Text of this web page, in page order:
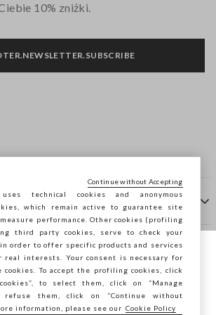
10% zniżki.
Italia, chcesz
technical cookies and anonymous
which remain active to guarantee site
performance. Other cookies (profiling
third party cookies, serve to check your
order to offer specific products and services
interests. Your consent is necessary for
To accept the profiling cookies, click
to select them, click on “Manage
refuse them, click on “Continue without
information, please see our Cookie Policy
Continue without Accepting